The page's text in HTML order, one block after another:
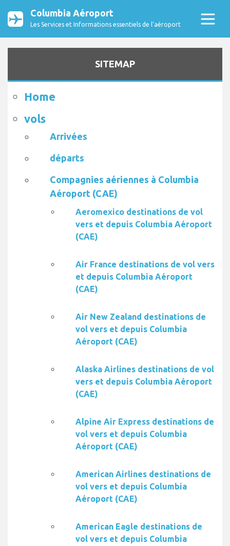
Columbia Aéroport
Les Services et Informations essentiels de l’aéroport
SITEMAP
Home
vols
Arrivées
départs
Compagnies aériennes à Columbia
Aéroport (CAE)
Aeromexico destinations de vol
vers et depuis Columbia Aéroport
(CAE)
Air France destinations de vol vers
et depuis Columbia Aéroport
(CAE)
Air New Zealand destinations de
vol vers et depuis Columbia
Aéroport (CAE)
Alaska Airlines destinations de vol
vers et depuis Columbia Aéroport
(CAE)
Alpine Air Express destinations de
vol vers et depuis Columbia
Aéroport (CAE)
American Airlines destinations de
vol vers et depuis Columbia
Aéroport (CAE)
American Eagle destinations de
vol vers et depuis Columbia